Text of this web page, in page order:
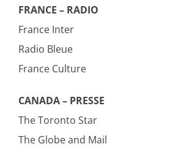
FRANCE – RADIO
France Inter
Radio Bleue
France Culture
CANADA – PRESSE
The Toronto Star
The Globe and Mail